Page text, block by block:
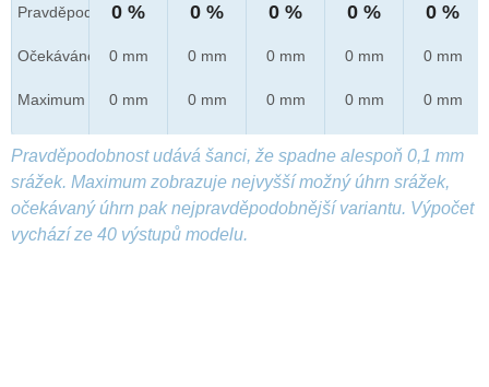
Pravděpod.
Očekáváno
Maximum
0 %
0 mm
0 mm
0 %
0 mm
0 mm
0 %
0 mm
0 mm
0 %
0 mm
0 mm
0 %
0 mm
0 mm
Pravděpodobnost udává šanci, že spadne alespoň 0,1 mm
srážek. Maximum zobrazuje nejvyšší možný úhrn srážek,
očekávaný úhrn pak nejpravděpodobnější variantu. Výpočet
vychází ze 40 výstupů modelu.